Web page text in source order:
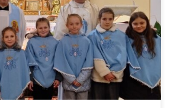
Świętej o godz. 18 przyjęliśmy do grona
kolejne dziewczynki. Gratulujemy
i zapraszamy wszystkich chętnych do
codziennie na roraty :⁠-⁠)